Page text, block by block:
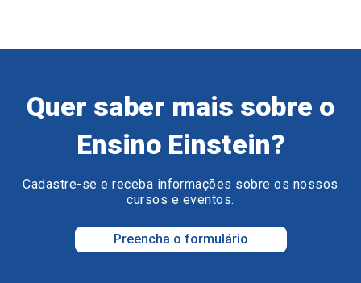
Quer saber mais sobre o
Ensino Einstein?
Cadastre-se e receba informações sobre os nossos
cursos e eventos.
Preencha o formulário